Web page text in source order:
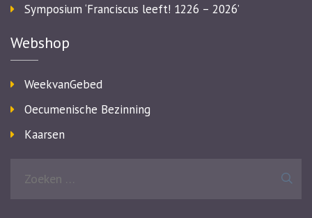
Symposium ‘Franciscus leeft! 1226 – 2026’
Webshop
WeekvanGebed
Oecumenische Bezinning
Kaarsen